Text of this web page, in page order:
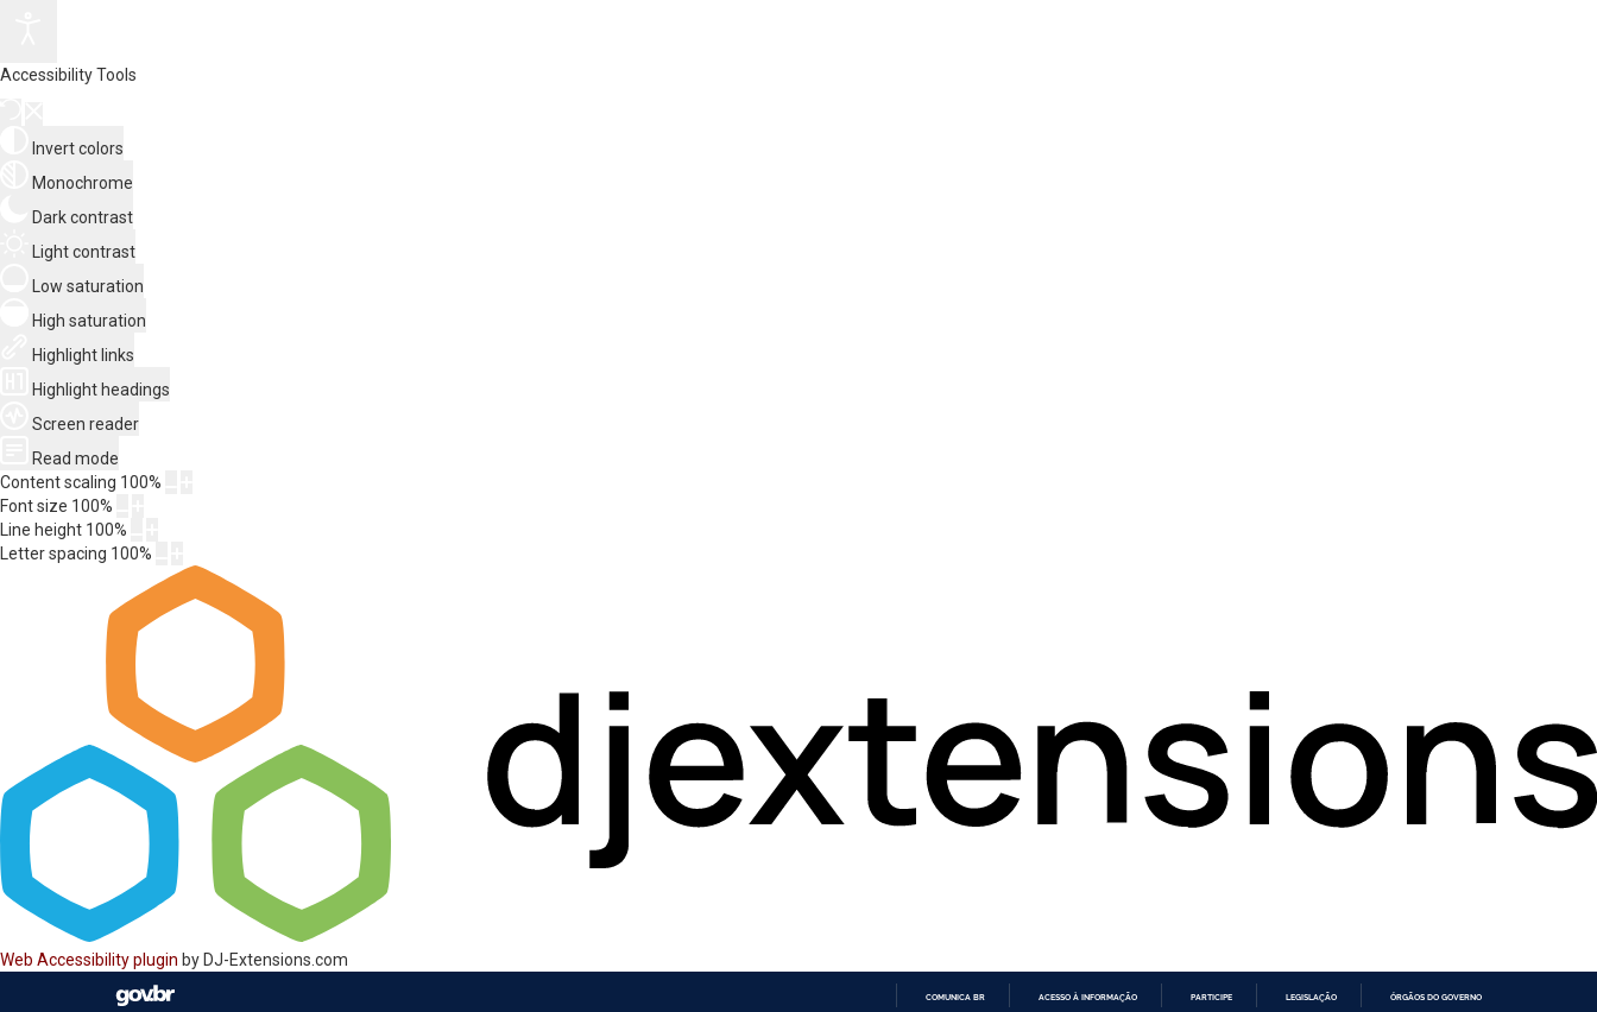
Accessibility Tools
Invert colors
Monochrome
Dark contrast
Light contrast
Low saturation
High saturation
Highlight links
Highlight headings
Screen reader
Read mode
Content scaling 100%
Font size 100%
Line height 100%
Letter spacing 100%
Web Accessibility plugin by DJ-Extensions.com
COMUNICA BR ACESSO À INFORMAÇÃO PARTICIPE LEGISLAÇÃO ÓRGÃOS DO GOVERNO